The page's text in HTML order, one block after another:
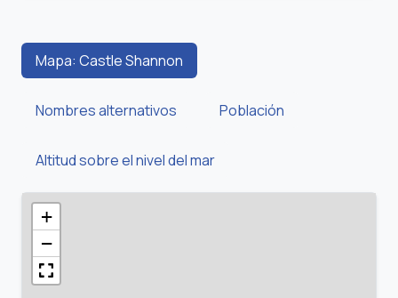
Mapa: Castle Shannon
Nombres alternativos Población
Altitud sobre el nivel del mar
+
−